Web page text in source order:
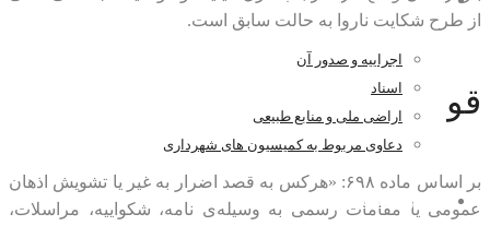
اجراییه و صدور آن
اسناد
اراضی ملی و منابع طبیعی
دعاوی مربوط به کمیسیون های شهرداری
اخبار و مقالات
از طرح شکایت ناروا به حالت سابق است.
قوانین مربوط به اعاده حیثیت
بر اساس ماده ۶۹۸: «هرکس به قصد اضرار به غیر یا تشویش اذهان
عمومی یا مقامات رسمی به وسیله‌ی نامه، شکواییه، مراسلات،